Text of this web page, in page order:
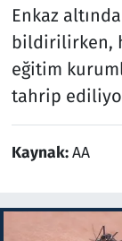
Enkaz
bildirilirken,
eğitim
tahrip
Kaynak:AA